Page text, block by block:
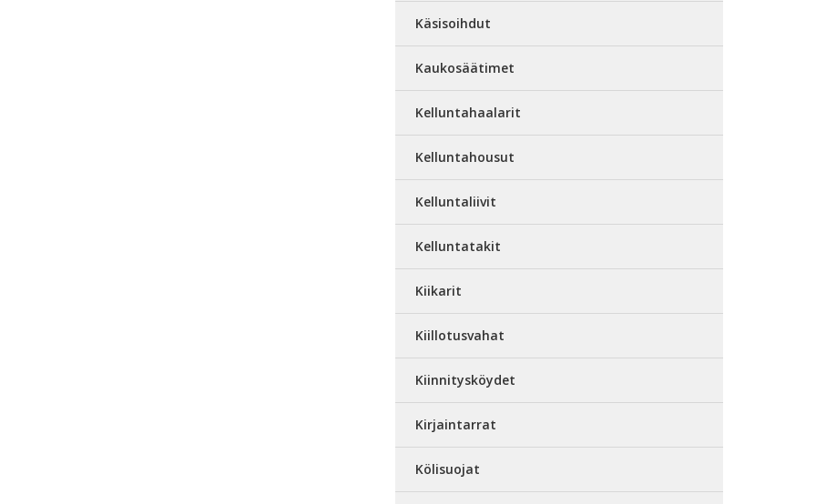
Käsisoihdut
Kaukosäätimet
Kelluntahaalarit
Kelluntahousut
Kelluntaliivit
Kelluntatakit
Kiikarit
Kiillotusvahat
Kiinnitysköydet
Kirjaintarrat
Kölisuojat